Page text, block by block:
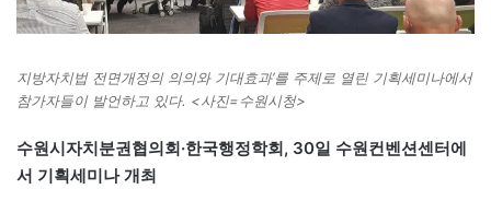
지방자치법 전면개정의 의의와 기대효과’를 주제로 열린 기획세미나에서
참가자들이 발언하고 있다. <사진=수원시청>
수원시자치분권협의회·한국행정학회, 30일 수원컨벤션센터에
서 기획세미나 개최